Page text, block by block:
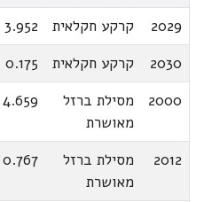
2029
קרקע חקלאית
3.952
2030
קרקע חקלאית
0.175
2000
מסילת ברזל
מאושרת
4.659
2012
מסילת ברזל
מאושרת
0.767